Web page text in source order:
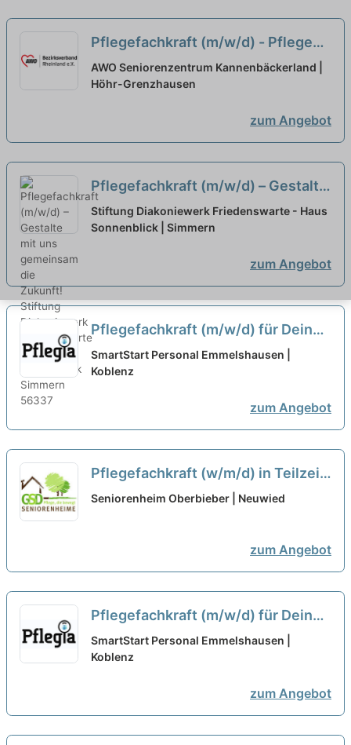
Pflegefachkraft (m/w/d) - Pflege
von besonderer Güte! neu
AWO Seniorenzentrum Kannenbäckerland |
Höhr-Grenzhausen
zum Angebot
Pflegefachkraft (m/w/d) – Gestalte
mit uns gemeinsam die Zukunft!
neu
Stiftung Diakoniewerk Friedenswarte - Haus
Sonnenblick | Simmern
zum Angebot
Pflegefachkraft (m/w/d) für Deinen
Einsatz in Pluwig - Eine gerechte
Entlohnung und zahlreiche
SmartStart Personal Emmelshausen |
Koblenz
zum Angebot
Pflegefachkraft (w/m/d) in Teilzeit
- Vervollständige unser Team!
Seniorenheim Oberbieber | Neuwied
zum Angebot
Pflegefachkraft (m/w/d) für Deinen
Einsatz in Koblenz - Eine gerechte
Entlohnung und zahlreiche
SmartStart Personal Emmelshausen |
Koblenz
zum Angebot